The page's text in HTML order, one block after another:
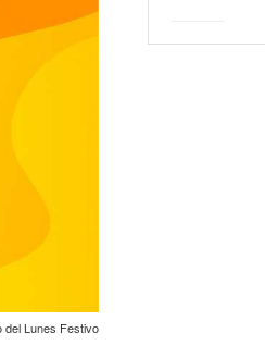
del Lunes Festivo